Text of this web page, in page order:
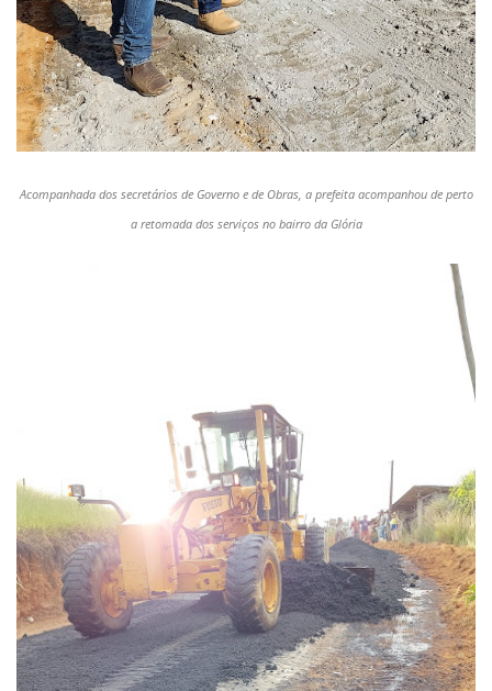
Acompanhada dos secretários de Governo e de Obras, a prefeita acompanhou de perto
a retomada dos serviços no bairro da Glória